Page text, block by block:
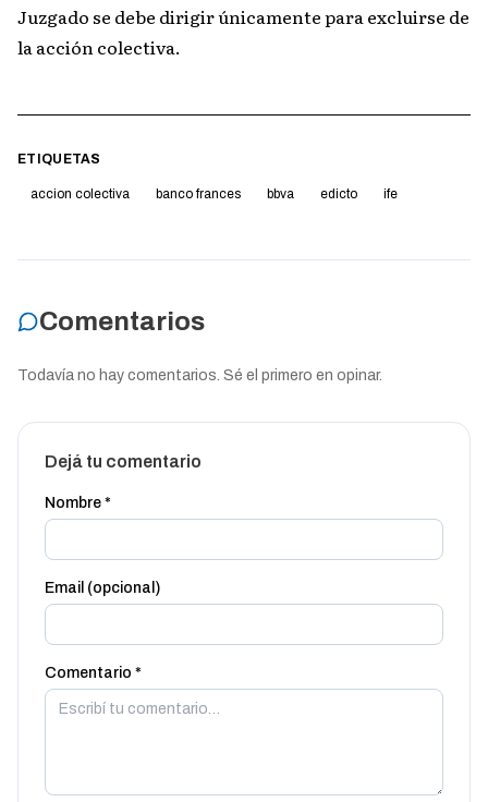
Juzgado se debe dirigir únicamente para excluirse de
la acción colectiva.
ETIQUETAS
accion colectiva banco frances bbva edicto ife
Comentarios
Todavía no hay comentarios. Sé el primero en opinar.
Dejá tu comentario
Nombre *
Email (opcional)
Comentario *